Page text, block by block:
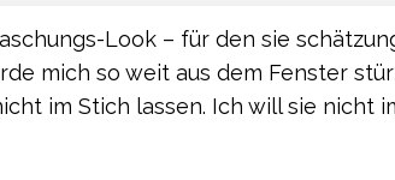
Look – für den sie
mich so weit aus dem Fenster
im Stich lassen. Ich will sie nicht